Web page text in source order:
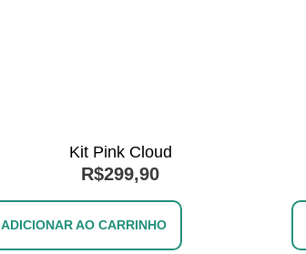
Kit Pink Cloud
R$299,90
ADICIONAR AO CARRINHO